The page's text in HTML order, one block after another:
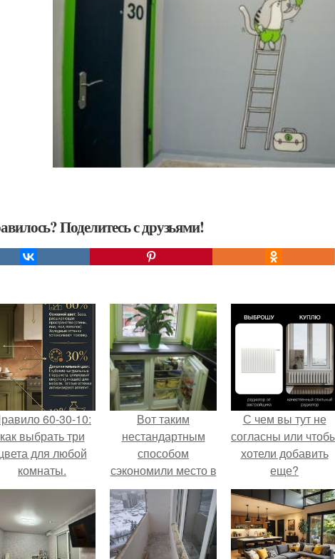
Поделитесь с друзьями!
60-30-10:
как выбрать три
для любой
комнаты.
Вот таким
нестандартным
способом
сэкономили место в
нашей маленькой
кухне в хрущевке.
С чем вы тут не
согласны или
хотели добавить
еще?